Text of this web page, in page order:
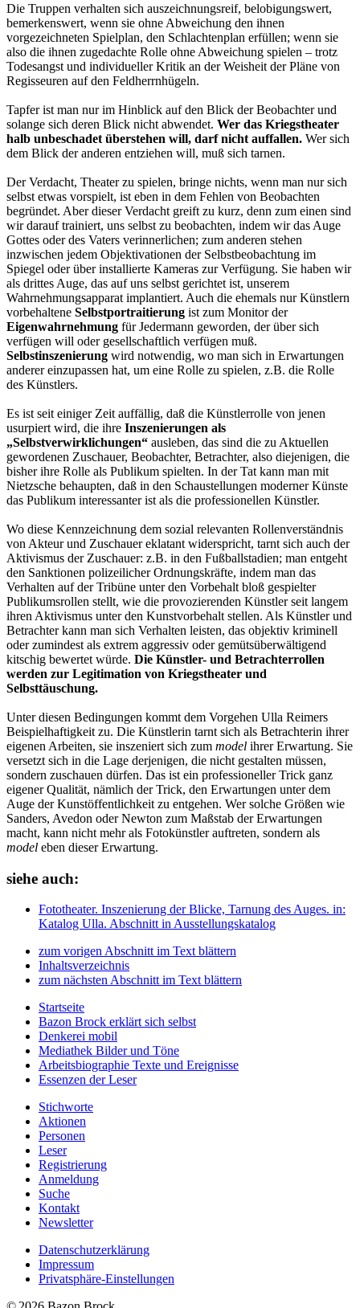
Die Truppen verhalten sich auszeichnungsreif, belobigungswert,
bemerkenswert, wenn sie ohne Abweichung den ihnen
vorgezeichneten Spielplan, den Schlachtenplan erfüllen; wenn sie
also die ihnen zugedachte Rolle ohne Abweichung spielen – trotz
Todesangst und individueller Kritik an der Weisheit der Pläne von
Regisseuren auf den Feldherrnhügeln.
Tapfer ist man nur im Hinblick auf den Blick der Beobachter und
solange sich deren Blick nicht abwendet. Wer das Kriegstheater
halb unbeschadet überstehen will, darf nicht auffallen. Wer sich
dem Blick der anderen entziehen will, muß sich tarnen.
Der Verdacht, Theater zu spielen, bringe nichts, wenn man nur sich
selbst etwas vorspielt, ist eben in dem Fehlen von Beobachten
begründet. Aber dieser Verdacht greift zu kurz, denn zum einen sind
wir darauf trainiert, uns selbst zu beobachten, indem wir das Auge
Gottes oder des Vaters verinnerlichen; zum anderen stehen
inzwischen jedem Objektivationen der Selbstbeobachtung im
Spiegel oder über installierte Kameras zur Verfügung. Sie haben wir
als drittes Auge, das auf uns selbst gerichtet ist, unserem
Wahrnehmungsapparat implantiert. Auch die ehemals nur Künstlern
vorbehaltene Selbstportraitierung ist zum Monitor der
Eigenwahrnehmung für Jedermann geworden, der über sich
verfügen will oder gesellschaftlich verfügen muß.
Selbstinszenierung wird notwendig, wo man sich in Erwartungen
anderer einzupassen hat, um eine Rolle zu spielen, z.B. die Rolle
des Künstlers.
Es ist seit einiger Zeit auffällig, daß die Künstlerrolle von jenen
usurpiert wird, die ihre Inszenierungen als
„Selbstverwirklichungen“ ausleben, das sind die zu Aktuellen
gewordenen Zuschauer, Beobachter, Betrachter, also diejenigen, die
bisher ihre Rolle als Publikum spielten. In der Tat kann man mit
Nietzsche behaupten, daß in den Schaustellungen moderner Künste
das Publikum interessanter ist als die professionellen Künstler.
Wo diese Kennzeichnung dem sozial relevanten Rollenverständnis
von Akteur und Zuschauer eklatant widerspricht, tarnt sich auch der
Aktivismus der Zuschauer: z.B. in den Fußballstadien; man entgeht
den Sanktionen polizeilicher Ordnungskräfte, indem man das
Verhalten auf der Tribüne unter den Vorbehalt bloß gespielter
Publikumsrollen stellt, wie die provozierenden Künstler seit langem
ihren Aktivismus unter den Kunstvorbehalt stellen. Als Künstler und
Betrachter kann man sich Verhalten leisten, das objektiv kriminell
oder zumindest als extrem aggressiv oder gemütsüberwältigend
kitschig bewertet würde. Die Künstler- und Betrachterrollen
werden zur Legitimation von Kriegstheater und
Selbsttäuschung.
Unter diesen Bedingungen kommt dem Vorgehen Ulla Reimers
Beispielhaftigkeit zu. Die Künstlerin tarnt sich als Betrachterin ihrer
eigenen Arbeiten, sie inszeniert sich zum model ihrer Erwartung. Sie
versetzt sich in die Lage derjenigen, die nicht gestalten müssen,
sondern zuschauen dürfen. Das ist ein professioneller Trick ganz
eigener Qualität, nämlich der Trick, den Erwartungen unter dem
Auge der Kunstöffentlichkeit zu entgehen. Wer solche Größen wie
Sanders, Avedon oder Newton zum Maßstab der Erwartungen
macht, kann nicht mehr als Fotokünstler auftreten, sondern als
model eben dieser Erwartung.
siehe auch:
Fototheater. Inszenierung der Blicke, Tarnung des Auges. in:
Katalog Ulla. Abschnitt in Ausstellungskatalog
zum vorigen Abschnitt im Text blättern
Inhaltsverzeichnis
zum nächsten Abschnitt im Text blättern
Startseite
Bazon Brock erklärt sich selbst
Denkerei mobil
Mediathek Bilder und Töne
Arbeitsbiographie Texte und Ereignisse
Essenzen der Leser
Stichworte
Aktionen
Personen
Leser
Registrierung
Anmeldung
Suche
Kontakt
Newsletter
Datenschutzerklärung
Impressum
Privatsphäre-Einstellungen